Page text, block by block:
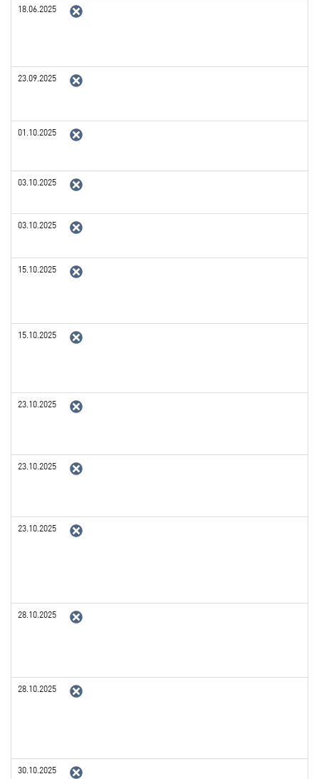
18.06.2025
23.09.2025
01.10.2025
03.10.2025
03.10.2025
15.10.2025
15.10.2025
23.10.2025
23.10.2025
23.10.2025
28.10.2025
28.10.2025
30.10.2025